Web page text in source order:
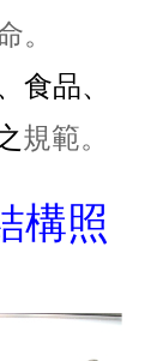
。
食品、
規範。
構照